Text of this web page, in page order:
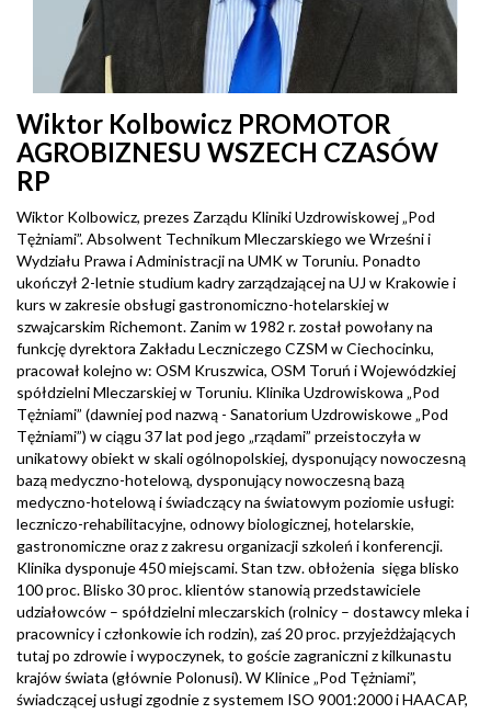
Wiktor Kolbowicz PROMOTOR
AGROBIZNESU WSZECH CZASÓW
RP
Wiktor Kolbowicz, prezes Zarządu Kliniki Uzdrowiskowej „Pod
Tężniami”. Absolwent Technikum Mleczarskiego we Wrześni i
Wydziału Prawa i Administracji na UMK w Toruniu. Ponadto
ukończył 2-letnie studium kadry zarządzającej na UJ w Krakowie i
kurs w zakresie obsługi gastronomiczno-hotelarskiej w
szwajcarskim Richemont. Zanim w 1982 r. został powołany na
funkcję dyrektora Zakładu Leczniczego CZSM w Ciechocinku,
pracował kolejno w: OSM Kruszwica, OSM Toruń i Wojewódzkiej
spółdzielni Mleczarskiej w Toruniu. Klinika Uzdrowiskowa „Pod
Tężniami” (dawniej pod nazwą - Sanatorium Uzdrowiskowe „Pod
Tężniami”) w ciągu 37 lat pod jego „rządami” przeistoczyła w
unikatowy obiekt w skali ogólnopolskiej, dysponujący nowoczesną
bazą medyczno-hotelową, dysponujący nowoczesną bazą
medyczno-hotelową i świadczący na światowym poziomie usługi:
leczniczo-rehabilitacyjne, odnowy biologicznej, hotelarskie,
gastronomiczne oraz z zakresu organizacji szkoleń i konferencji.
Klinika dysponuje 450 miejscami. Stan tzw. obłożenia sięga blisko
100 proc. Blisko 30 proc. klientów stanowią przedstawiciele
udziałowców – spółdzielni mleczarskich (rolnicy – dostawcy mleka i
pracownicy i członkowie ich rodzin), zaś 20 proc. przyjeżdżających
tutaj po zdrowie i wypoczynek, to goście zagraniczni z kilkunastu
krajów świata (głównie Polonusi). W Klinice „Pod Tężniami”,
świadczącej usługi zgodnie z systemem ISO 9001:2000 i HAACAP,